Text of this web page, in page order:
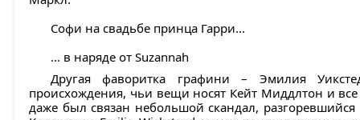
Софи на свадьбе принца Гарри...
... в наряде от Suzannah
Другая фаворитка графини – Эмилия
происхождения, чьи вещи носят Кейт Миддлтон и
даже был связан небольшой скандал,